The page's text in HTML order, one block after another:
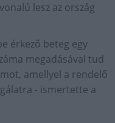
lesz az ország
érkező beteg egy
megadásával tud
amellyel a rendelő
- ismertette a